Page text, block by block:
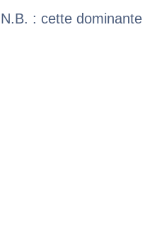
N.B. : cette